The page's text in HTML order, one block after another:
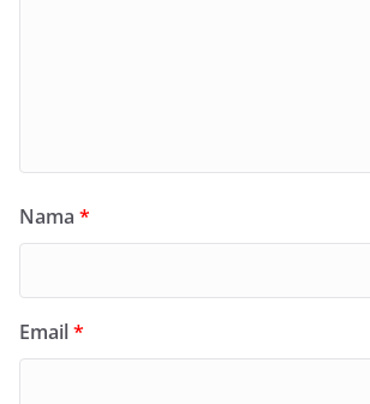
Nama *
Email*